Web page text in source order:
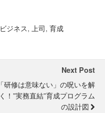
ビジネス, 上司, 育成
Next Post
「研修は意味ない」の呪いを解
く！”実務直結”育成プログラム
の設計図